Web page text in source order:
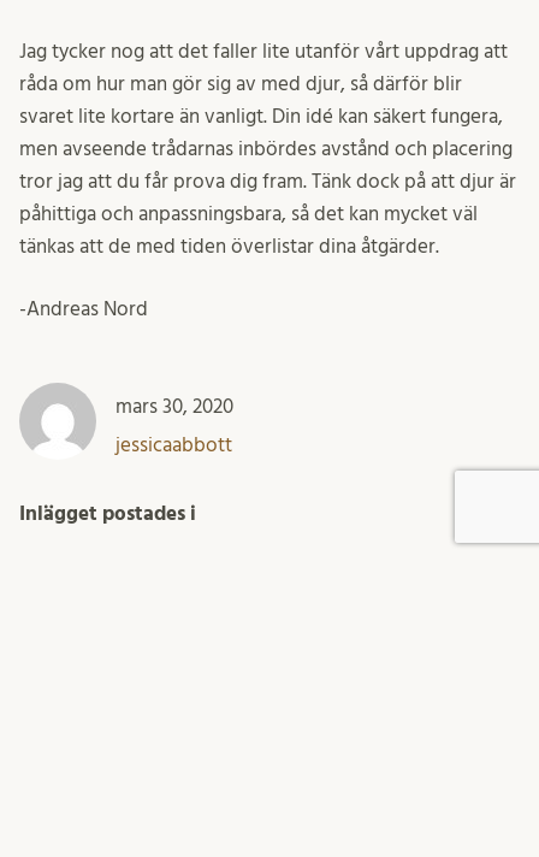
Jag tycker nog att det faller lite utanför vårt uppdrag att
råda om hur man gör sig av med djur, så därför blir
svaret lite kortare än vanligt. Din idé kan säkert fungera,
men avseende trådarnas inbördes avstånd och placering
tror jag att du får prova dig fram. Tänk dock på att djur är
påhittiga och anpassningsbara, så det kan mycket väl
tänkas att de med tiden överlistar dina åtgärder.
-Andreas Nord
mars 30, 2020
jessicaabbott
Inlägget postades i